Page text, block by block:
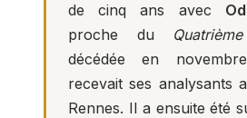
de cinq ans avec
proche du
décédée en
recevait ses analysants
Rennes. Il a ensuite été